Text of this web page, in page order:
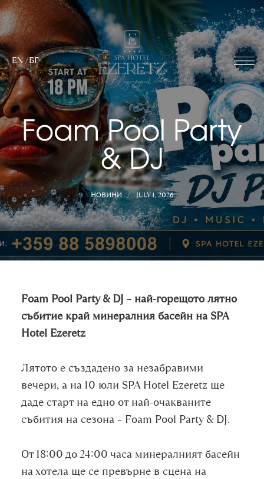
EN/БГ
Foam Pool Party
& DJ
НОВИНИ JULY 1, 2026
Foam Pool Party & DJ – най-горещото лятно
събитие край минералния басейн на SPA
Hotel Ezeretz
Лятото е създадено за незабравими
вечери, а на 10 юли SPA Hotel Ezeretz ще
даде старт на едно от най-очакваните
събития на сезона – Foam Pool Party & DJ.
От 18:00 до 24:00 часа минералният басейн
на хотела ще се превърне в сцена на